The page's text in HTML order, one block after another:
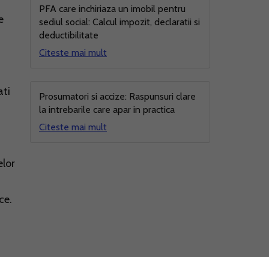
PFA care inchiriaza un imobil pentru
sediul social: Calcul impozit, declaratii si
deductibilitate
Citeste mai mult
Prosumatori si accize: Raspunsuri clare
la intrebarile care apar in practica
Citeste mai mult